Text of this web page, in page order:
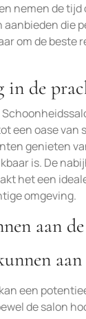
nemen de
die
om de
in de
een oase
genieten
is. De
het een
omgeving.
aan
een
de salon